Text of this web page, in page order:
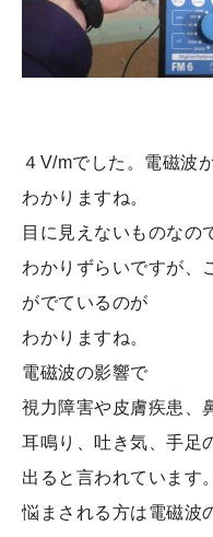
４V/mでした。電磁波
わかりますね。
目に見えないものなの
わかりずらいですが、
がでているのが
わかりますね。
電磁波の影響で
視力障害や皮膚疾患、
耳鳴り、吐き気、手足
出ると言われています。
悩まされる方は電磁波